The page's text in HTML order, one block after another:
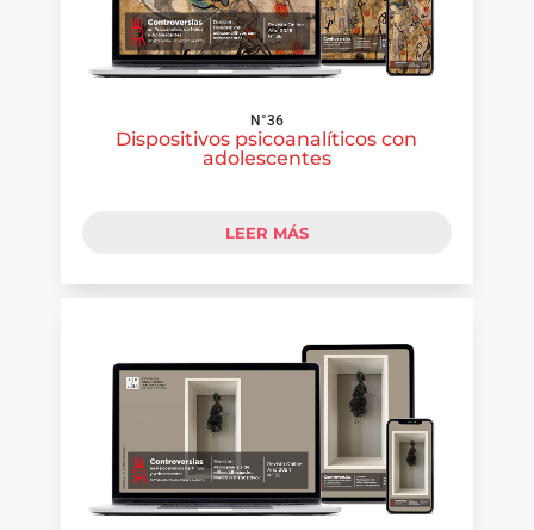
N°36
Dispositivos psicoanalíticos con
adolescentes
LEER MÁS